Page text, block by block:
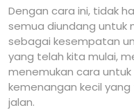
Dengan cara ini, tidak
semua diundang untuk
sebagai kesempatan
yang telah kita mulai,
menemukan cara
kemenangan kecil
jalan.